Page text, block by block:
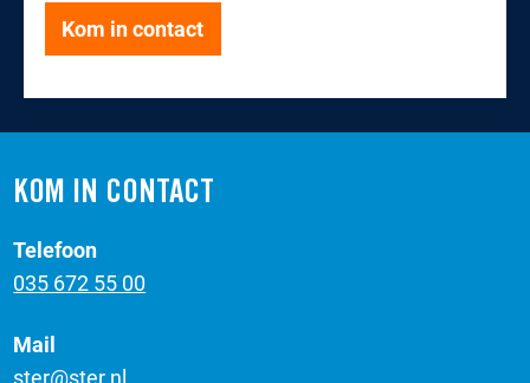
Kom in contact
KOM IN CONTACT
Telefoon
035 672 55 00
Mail
ster@ster.nl